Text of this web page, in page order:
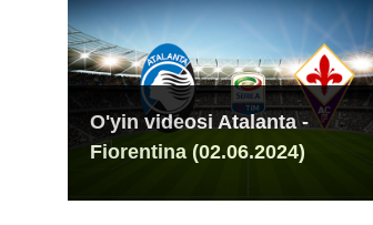
O'yin videosi Atalanta -
Fiorentina (02.06.2024)